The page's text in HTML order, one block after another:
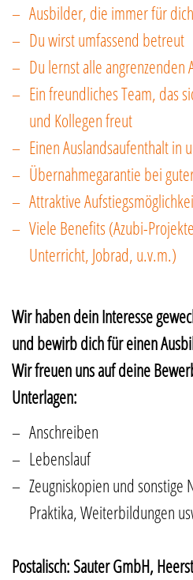
Ausbilder, die immer für
Du wirst umfassend betreut
Du lernst alle angrenzenden
Ein freundliches Team, das
und Kollegen freut
Einen Auslandsaufenthalt in
Übernahmegarantie bei
Attraktive
Viele Benefits (Azubi-
Unterricht, Jobrad, u.v.m.)
Wir haben dein Interesse
und bewirb dich für einen
Wir freuen uns auf deine
Unterlagen:
Anschreiben
Lebenslauf
Zeugniskopien und sonstige
Praktika, Weiterbildungen
Postalisch: Sauter GmbH,